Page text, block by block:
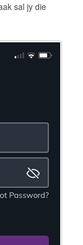
sal jy die